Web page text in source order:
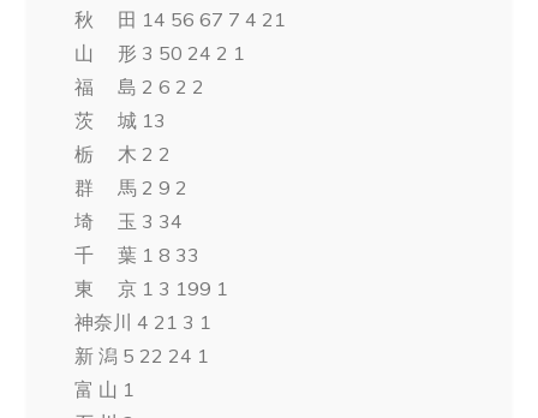
秋 田 14 56 67 7 4 21
山 形 3 50 24 2 1
福 島 2 6 2 2
茨 城 13
栃 木 2 2
群 馬 2 9 2
埼 玉 3 34
千 葉 1 8 33
東 京 1 3 199 1
神奈川 4 21 3 1
新 潟 5 22 24 1
富 山 1